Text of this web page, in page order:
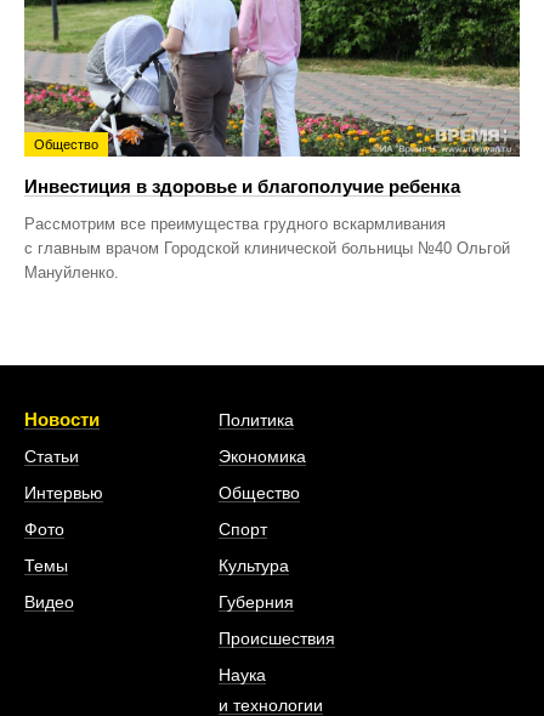
Общество
Инвестиция в здоровье и благополучие ребенка
Рассмотрим все преимущества грудного вскармливания
с главным врачом Городской клинической больницы №40 Ольгой
Мануйленко.
Новости
Статьи
Интервью
Фото
Темы
Видео
Политика
Экономика
Общество
Спорт
Культура
Губерния
Происшествия
Наука
и технологии